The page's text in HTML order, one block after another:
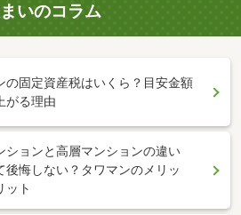
いのコラム
の固定資産税はいくら？目安金額
がる理由
ションと高層マンションの違い
後悔しない？タワマンのメリッ
ット